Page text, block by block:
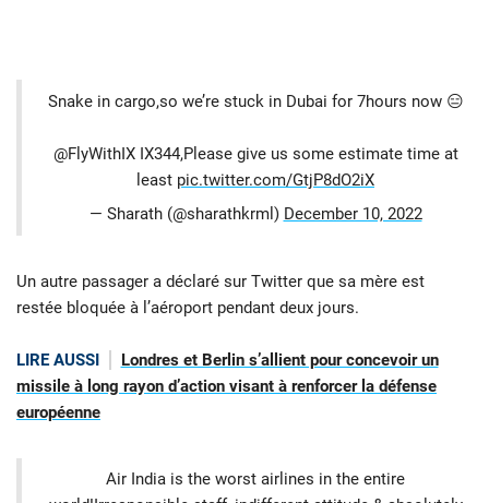
Snake in cargo,so we’re stuck in Dubai for 7hours now 😑
@FlyWithIX IX344,Please give us some estimate time at
least pic.twitter.com/GtjP8dO2iX
— Sharath (@sharathkrml) December 10, 2022
Un autre passager a déclaré sur Twitter que sa mère est
restée bloquée à l’aéroport pendant deux jours.
LIRE AUSSI
Londres et Berlin s’allient pour concevoir un
missile à long rayon d’action visant à renforcer la défense
européenne
Air India is the worst airlines in the entire